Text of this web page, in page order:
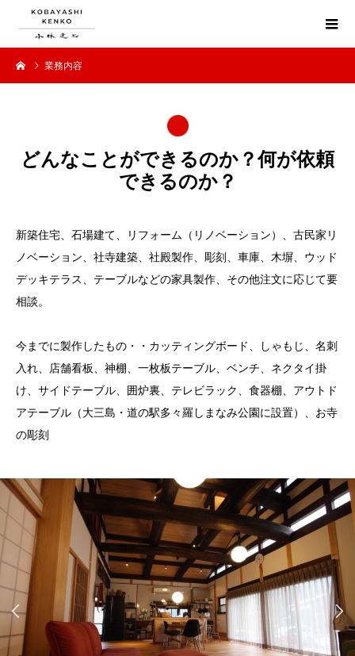
業務内容
どんなことができるのか？何が依頼
できるのか？
新築住宅、石場建て、リフォーム（リノベーション）、古民家リ
ノベーション、社寺建築、社殿製作、彫刻、車庫、木塀、ウッド
デッキテラス、テーブルなどの家具製作、その他注文に応じて要
相談。
今までに製作したもの・・カッティングボード、しゃもじ、名刺
入れ、店舗看板、神棚、一枚板テーブル、ベンチ、ネクタイ掛
け、サイドテーブル、囲炉裏、テレビラック、食器棚、アウトド
アテーブル（大三島・道の駅多々羅しまなみ公園に設置）、お寺
の彫刻